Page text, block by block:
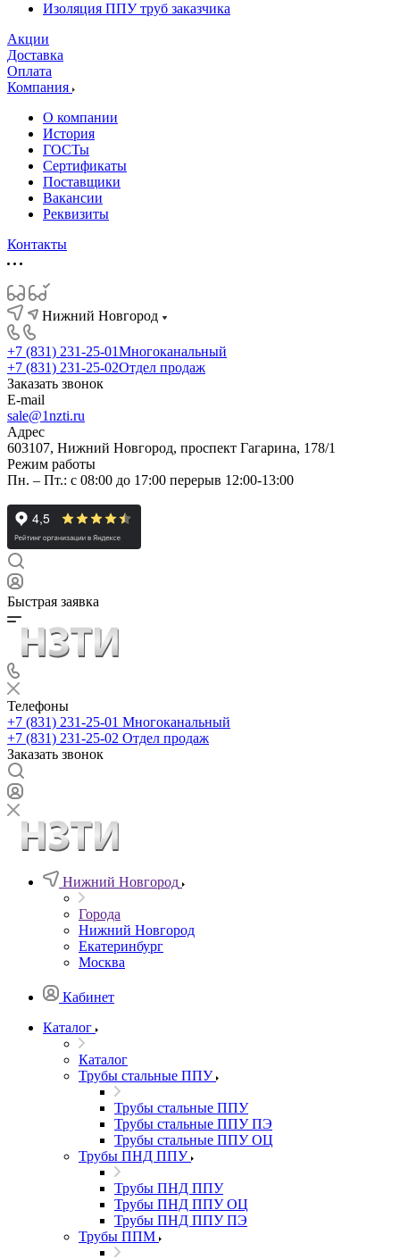
Изоляция ППУ труб заказчика
Акции
Доставка
Оплата
Компания
О компании
История
ГОСТы
Сертификаты
Поставщики
Вакансии
Реквизиты
Контакты
Нижний Новгород
+7 (831) 231-25-01Многоканальный
+7 (831) 231-25-02Отдел продаж
Заказать звонок
E-mail
sale@1nzti.ru
Адрес
603107, Нижний Новгород, проспект Гагарина, 178/1
Режим работы
Пн. – Пт.: с 08:00 до 17:00 перерыв 12:00-13:00
Быстрая заявка
Телефоны
+7 (831) 231-25-01 Многоканальный
+7 (831) 231-25-02 Отдел продаж
Заказать звонок
Нижний Новгород
Города
Нижний Новгород
Екатеринбург
Москва
Кабинет
Каталог
Каталог
Трубы стальные ППУ
Трубы стальные ППУ
Трубы стальные ППУ ПЭ
Трубы стальные ППУ ОЦ
Трубы ПНД ППУ
Трубы ПНД ППУ
Трубы ПНД ППУ ОЦ
Трубы ПНД ППУ ПЭ
Трубы ППМ